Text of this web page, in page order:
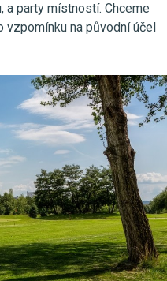
a party místností. Chceme
vzpomínku na původní účel